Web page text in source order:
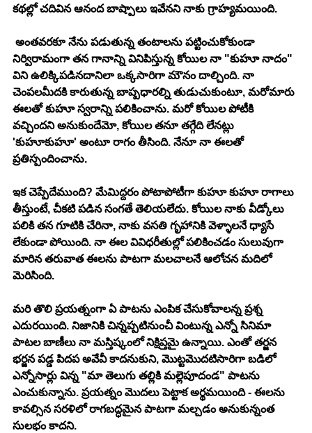
కథల్లో చదివిన ఆనంద బాష్పాలు ఇవేనని నాకు గ్రాహ్యమయింది.
అంతవరకూ నేను పడుతున్న తంటాలను పట్టించుకోకుండా
నిర్విరామంగా తన గానాన్ని వినిపిస్తున్న కోయిల నా "కుహూ నాదం"
విని ఉలిక్కిపడినదానిలా ఒక్కసారిగా మౌనం దాల్చింది. నా
చెంపలమీదకి కారుతున్న బాష్పధారల్ని తుడుచుకుంటూ, మరోమారు
ఈలతో కుహూ స్వరాన్ని పలికించాను. మరో కోయిల పోటీకి
వచ్చిందని అనుకుందేమో, కోయిల తనూ తగ్గేది లేనట్లు
'కుహూకుహూ' అంటూ రాగం తీసింది. నేనూ నా ఈలతో
ప్రతిస్పందించాను.
ఇక చెప్పేదేముంది? మేమిద్దరం పోటాపోటీగా కుహూ కుహూ రాగాలు
తీస్తుంటే, చీకటి పడిన సంగతే తెలియలేదు. కోయిల నాకు వీడ్కోలు
పలికి తన గూటికి చేరినా, నాకు వసతి గృహానికి వెళ్ళాలనే ధ్యాసే
లేకుండా పోయింది. నా ఈల వివిధరీతుల్లో పలికించడం సులువుగా
మారిన తరువాత ఈలను పాటగా మలచాలనే ఆలోచన మదిలో
మెరిసింది.
మరి తొలి ప్రయత్నంగా ఏ పాటను ఎంపిక చేసుకోవాలన్న ప్రశ్న
ఎదురయింది. నిజానికి చిన్నప్పటినుంచీ వింటున్న ఎన్నో సినిమా
పాటల బాణీలు నా మస్తిష్కంలో నిక్షిప్తమై ఉన్నాయి. ఎంతో తర్జన
భర్జన పడ్డ పిదప అవేవీ కాదనుకుని, మొట్టమొదటిసారిగా బడిలో
ఎన్నోసార్లు విన్న "మా తెలుగు తల్లికి మల్లెపూదండ" పాటను
ఎంచుకున్నాను. ప్రయత్నం మొదలు పెట్టాక అర్థమయింది - ఈలను
కావల్సిన సరళిలో రాగబద్ధమైన పాటగా మల్చడం అనుకున్నంత
సులభం కాదని.